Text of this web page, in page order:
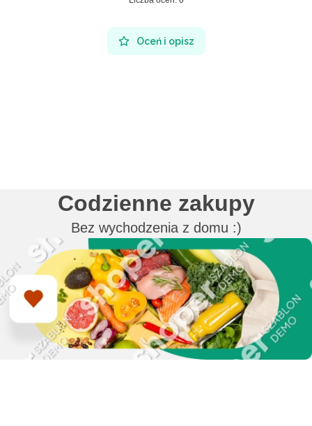
Oceń i opisz
Codzienne zakupy
Bez wychodzenia z domu :)